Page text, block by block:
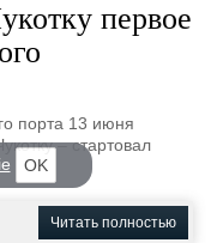
первое
порта 13 июня
– стартовал
Читать полностью
OK